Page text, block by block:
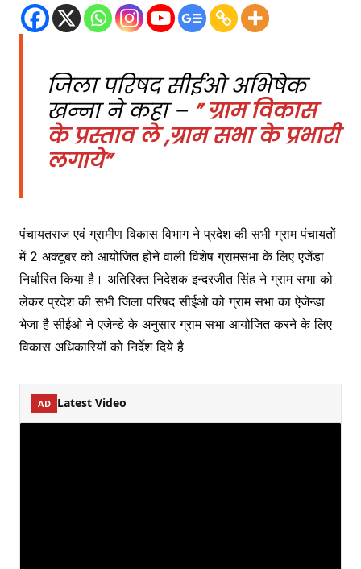
जिला परिषद सीईओ अभिषेक
खन्ना ने कहा – ” ग्राम विकास
के प्रस्ताव ले ,ग्राम सभा के प्रभारी
लगाये”
पंचायतराज एवं ग्रामीण विकास विभाग ने प्रदेश की सभी ग्राम पंचायतों
में 2 अक्टूबर को आयोजित होने वाली विशेष ग्रामसभा के लिए एजेंडा
निर्धारित किया है। अतिरिक्त निदेशक इन्दरजीत सिंह ने ग्राम सभा को
लेकर प्रदेश की सभी जिला परिषद सीईओ को ग्राम सभा का ऐजेन्डा
भेजा है सीईओ ने एजेन्डे के अनुसार ग्राम सभा आयोजित करने के लिए
विकास अधिकारियों को निर्देश दिये है
AD Latest Video